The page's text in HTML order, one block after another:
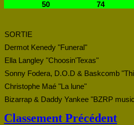
50
74
SORTIE
Dermot Kenedy "Funeral"
Ella Langley "Choosin'Texas"
Sonny Fodera, D.O.D & Baskcomb
Christophe Maé "La lune"
Bizarrap & Daddy Yankee "BZRP
Classement Précédent